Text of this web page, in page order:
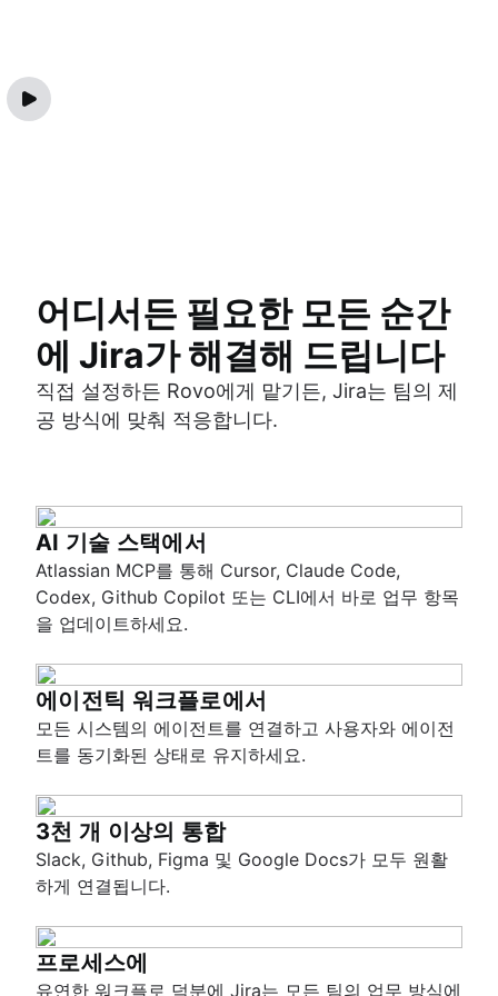
어디서든 필요한 모든 순간
에 Jira가 해결해 드립니다
직접 설정하든 Rovo에게 맡기든, Jira는 팀의 제
공 방식에 맞춰 적응합니다.
AI 기술 스택에서
Atlassian MCP를 통해 Cursor, Claude Code,
Codex, Github Copilot 또는 CLI에서 바로 업무 항목
을 업데이트하세요.
에이전틱 워크플로에서
모든 시스템의 에이전트를 연결하고 사용자와 에이전
트를 동기화된 상태로 유지하세요.
3천 개 이상의 통합
Slack, Github, Figma 및 Google Docs가 모두 원활
하게 연결됩니다.
프로세스에
유연한 워크플로 덕분에 Jira는 모든 팀의 업무 방식에